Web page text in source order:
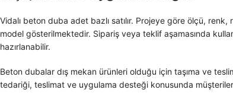
Vidalı beton duba adet bazlı satılır. Projeye göre ölçü,
model gösterilmektedir. Sipariş veya teklif aşamasında
hazırlanabilir.
Beton dubalar dış mekan ürünleri olduğu için taşıma ve
tedariği, teslimat ve uygulama desteği konusunda